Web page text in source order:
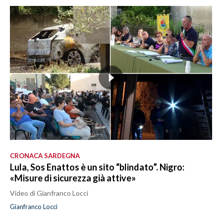
CRONACA SARDEGNA
Lula, Sos Enattos è un sito “blindato”. Nigro:
«Misure di sicurezza già attive»
Video di Gianfranco Locci
Gianfranco Locci